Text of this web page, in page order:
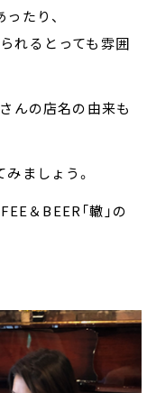
たり、
れるとっても雰囲
んの店名の由来も
ましょう。
＆BEER「轍」の